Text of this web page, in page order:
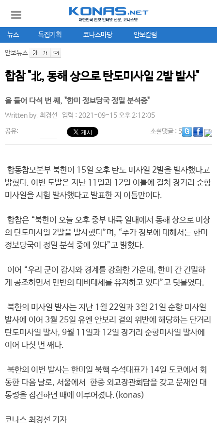
뉴스 특집기획 코나스마당 안보칼럼
안보뉴스
합참 "北, 동해 상으로 탄도미사일 2발 발사"
올 들어 다석 번 째, "한미 정보당국 정밀 분석중"
Written by. 최경선 입력 : 2021-09-15 오후 2:12:05
공유: 소셜댓글: 5
합동참모본부 북한이 15일 오후 탄도 미사일 2발을 발사했다고
밝혔다. 이번 도발은 지난 11일과 12일 이틀에 걸쳐 장거리 순항
미사일을 시험 발사했다고 발표한 지 이틀만이다.
합참은 “북한이 오늘 오후 중부 내륙 일대에서 동해 상으로 미상
의 탄도미사일 2발을 발사했다”며, “추가 정보에 대해서는 한미
정보당국이 정밀 분석 중에 있다”고 밝혔다.
이어 “우리 군이 감시와 경계를 강화한 가운데, 한미 간 긴밀하
게 공조하면서 만반의 대비태세를 유지하고 있다”고 덧붙였다.
북한의 미사일 발사는 지난 1월 22일과 3월 21일 순항 미사일
발사에 이어 3월 25일 유엔 안보리 결의 위반에 해당하는 단거리
탄도미사일 발사, 9월 11일과 12일 장거리 순항미사일 발사에
이어 다섯 번 째다.
북한의 이번 발사는 한미일 북핵 수석대표가 14일 도쿄에서 회
동한 다음 날로, 서울에서 한중 외교장관회담을 갖고 문재인 대
통령을 접견하던 때에 이루어졌다.(konas)
코나스 최경선 기자